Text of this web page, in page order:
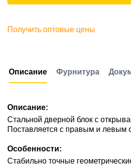
Получить оптовые цены
Описание Фурнитура
Описание:
Стальной дверной блок с
Поставляется с правым и левым
Особенности:
Стабильно точные